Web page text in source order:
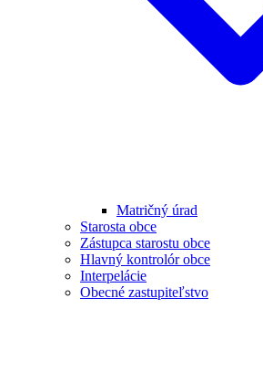
Matričný úrad
Starosta obce
Zástupca starostu obce
Hlavný kontrolór obce
Interpelácie
Obecné zastupiteľstvo